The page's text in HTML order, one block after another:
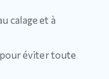
calage et à
éviter toute